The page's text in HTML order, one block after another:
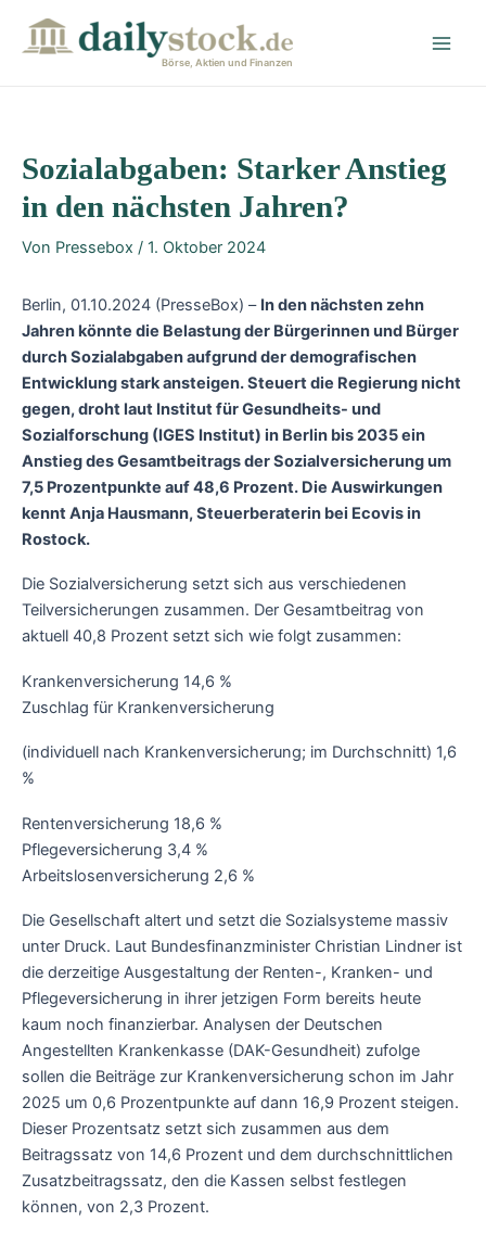
Börse, Aktien und Finanzen
Sozialabgaben: Starker Anstieg
in den nächsten Jahren?
Von Pressebox / 1. Oktober 2024
Berlin, 01.10.2024 (PresseBox) – In den nächsten zehn
Jahren könnte die Belastung der Bürgerinnen und Bürger
durch Sozialabgaben aufgrund der demografischen
Entwicklung stark ansteigen. Steuert die Regierung nicht
gegen, droht laut Institut für Gesundheits- und
Sozialforschung (IGES Institut) in Berlin bis 2035 ein
Anstieg des Gesamtbeitrags der Sozialversicherung um
7,5 Prozentpunkte auf 48,6 Prozent. Die Auswirkungen
kennt Anja Hausmann, Steuerberaterin bei Ecovis in
Rostock.
Die Sozialversicherung setzt sich aus verschiedenen
Teilversicherungen zusammen. Der Gesamtbeitrag von
aktuell 40,8 Prozent setzt sich wie folgt zusammen:
Krankenversicherung 14,6 %
Zuschlag für Krankenversicherung
(individuell nach Krankenversicherung; im Durchschnitt) 1,6
%
Rentenversicherung 18,6 %
Pflegeversicherung 3,4 %
Arbeitslosenversicherung 2,6 %
Die Gesellschaft altert und setzt die Sozialsysteme massiv
unter Druck. Laut Bundesfinanzminister Christian Lindner ist
die derzeitige Ausgestaltung der Renten-, Kranken- und
Pflegeversicherung in ihrer jetzigen Form bereits heute
kaum noch finanzierbar. Analysen der Deutschen
Angestellten Krankenkasse (DAK-Gesundheit) zufolge
sollen die Beiträge zur Krankenversicherung schon im Jahr
2025 um 0,6 Prozentpunkte auf dann 16,9 Prozent steigen.
Dieser Prozentsatz setzt sich zusammen aus dem
Beitragssatz von 14,6 Prozent und dem durchschnittlichen
Zusatzbeitragssatz, den die Kassen selbst festlegen
können, von 2,3 Prozent.